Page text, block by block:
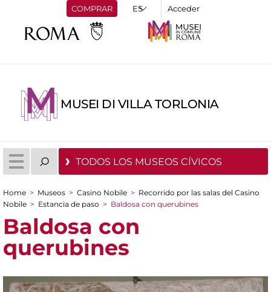
COMPRAR Acceder
MUSEI DI VILLA TORLONIA
TODOS LOS MUSEOS CÍVICOS
You are here
Home > Museos > Casino Nobile > Recorrido por las salas del Casino
Nobile > Estancia de paso > Baldosa con querubines
Baldosa con
querubines